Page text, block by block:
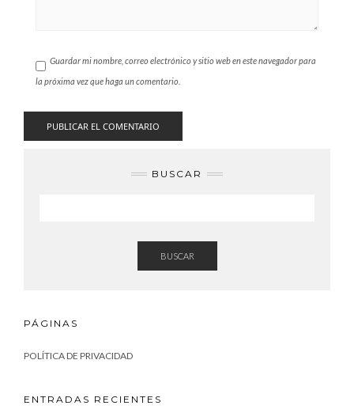
Guardar mi nombre, correo electrónico y sitio web en este navegador para
la próxima vez que haga un comentario.
BUSCAR
BUSCAR
PÁGINAS
POLÍTICA DE PRIVACIDAD
ENTRADAS RECIENTES